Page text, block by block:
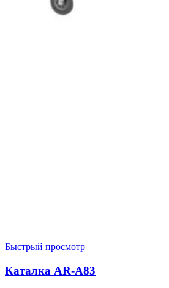
Быстрый просмотр
Каталка AR-A83